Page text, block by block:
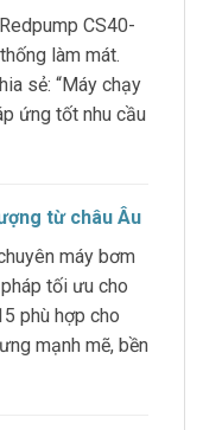
CS40-
làm mát.
sẻ: “Máy chạy
ứng tốt nhu cầu
từ châu Âu
máy bơm
tối ưu cho
phù hợp cho
mạnh mẽ, bền